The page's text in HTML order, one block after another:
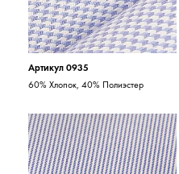
Артикул 0935
60% Хлопок, 40% Полиэстер